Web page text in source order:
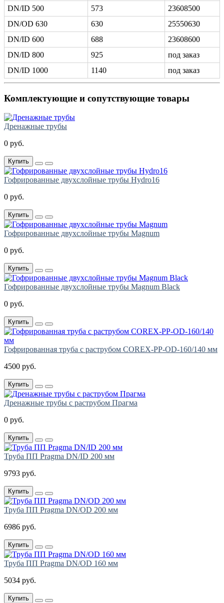
DN/ID 500 573
23608500
DN/OD 630
630
25550630
DN/ID 600
688
23608600
DN/ID 800
925
под заказ
DN/ID 1000
1140 под заказ
Комплектующие и сопутствующие товары
Дренажные трубы
0 руб.
Купить
Гофрированные двухслойные трубы Hydro16
0 руб.
Купить
Гофрированные двухслойные трубы Magnum
0 руб.
Купить
Гофрированные двухслойные трубы Magnum Black
0 руб.
Купить
Гофрированная труба с раструбом COREX-PP-OD-160/140 мм
4500 руб.
Купить
Дренажные трубы с раструбом Прагма
0 руб.
Купить
Труба ПП Pragma DN/ID 200 мм
9793 руб.
Купить
Труба ПП Pragma DN/OD 200 мм
6986 руб.
Купить
Труба ПП Pragma DN/OD 160 мм
5034 руб.
Купить